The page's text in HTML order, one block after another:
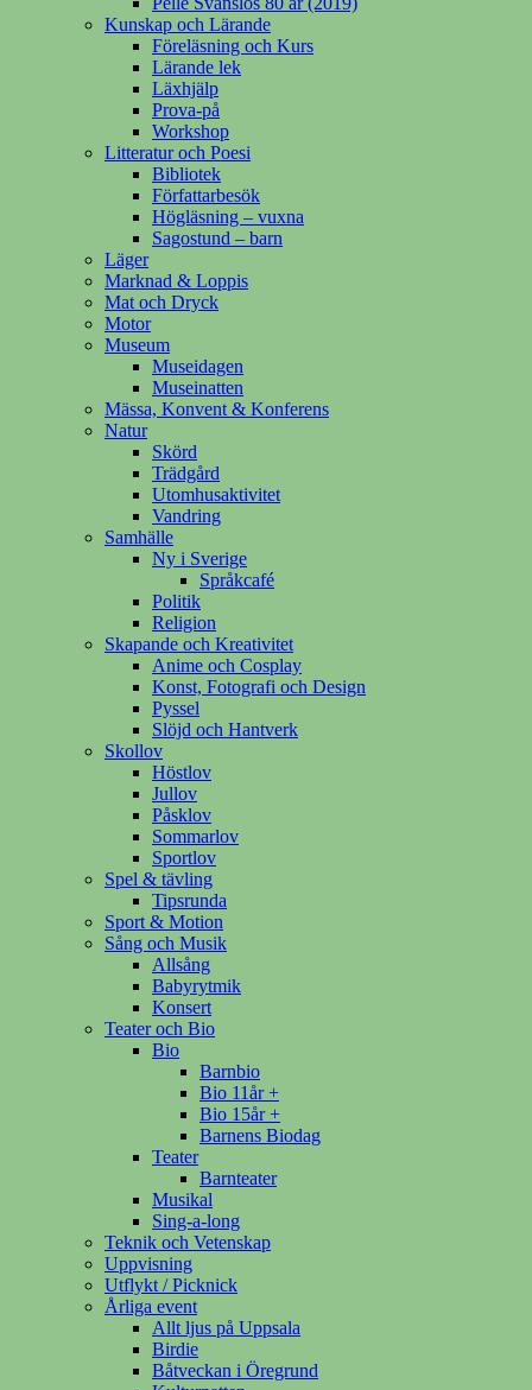
Kunskap och Lärande
Föreläsning och Kurs
Lärande lek
Läxhjälp
Prova-på
Workshop
Litteratur och Poesi
Bibliotek
Författarbesök
Högläsning – vuxna
Sagostund – barn
Läger
Marknad & Loppis
Mat och Dryck
Motor
Museum
Museidagen
Museinatten
Mässa, Konvent & Konferens
Natur
Skörd
Trädgård
Utomhusaktivitet
Vandring
Samhälle
Ny i Sverige
Språkcafé
Politik
Religion
Skapande och Kreativitet
Anime och Cosplay
Konst, Fotografi och Design
Pyssel
Slöjd och Hantverk
Skollov
Höstlov
Jullov
Påsklov
Sommarlov
Sportlov
Spel & tävling
Tipsrunda
Sport & Motion
Sång och Musik
Allsång
Babyrytmik
Konsert
Teater och Bio
Bio
Barnbio
Bio 11år +
Bio 15år +
Barnens Biodag
Teater
Barnteater
Musikal
Sing-a-long
Teknik och Vetenskap
Uppvisning
Utflykt / Picknick
Årliga event
Allt ljus på Uppsala
Birdie
Båtveckan i Öregrund